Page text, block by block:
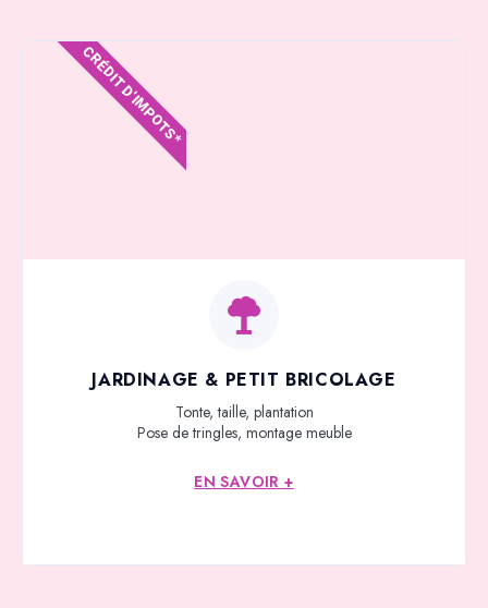
JARDINAGE & PETIT BRICOLAGE
Tonte, taille, plantation
Pose de tringles, montage meuble
EN SAVOIR +
CRÉDIT D'IMPOTS*